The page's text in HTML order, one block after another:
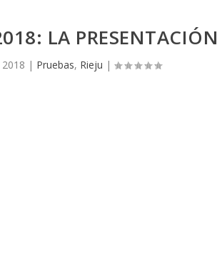
LA PRESENTACIÓN
2018 | Pruebas, Rieju |